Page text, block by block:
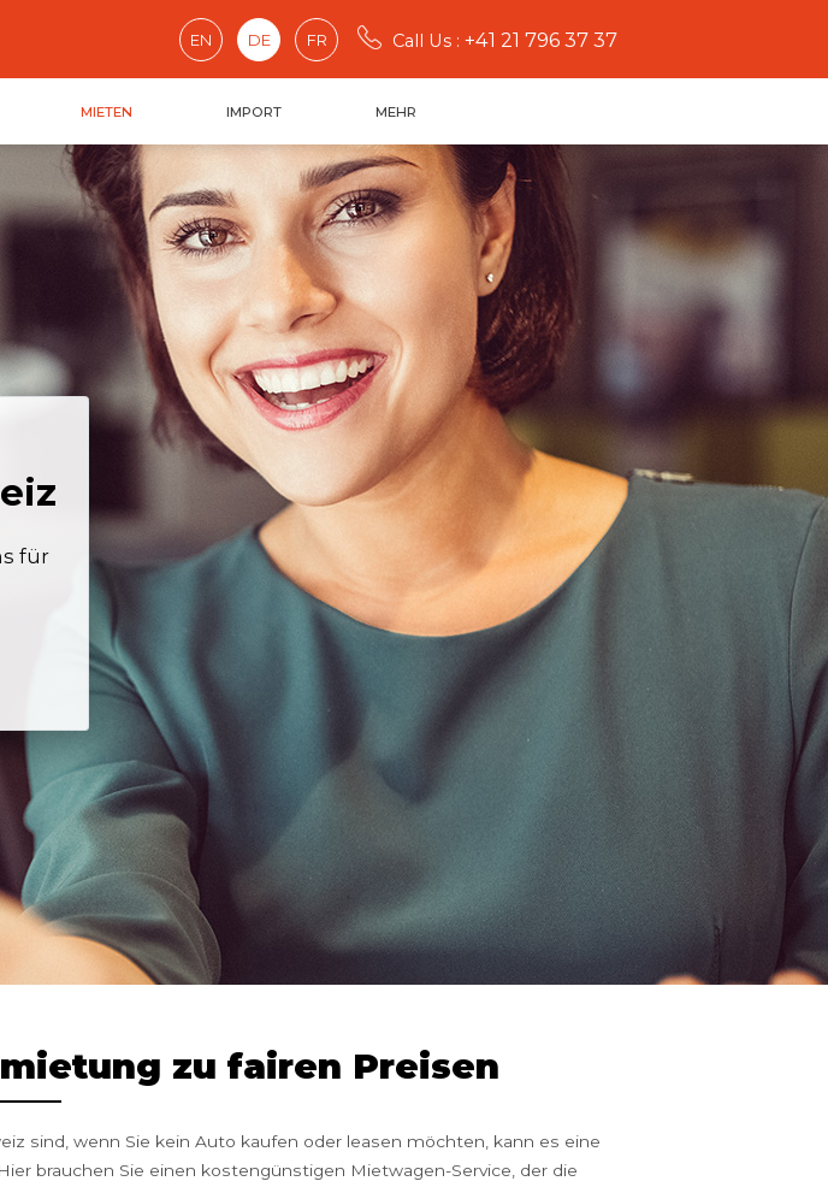
EN DE FR Call Us : +41 21 796 37 37
MIETEN IMPORT MEHR
für
zu fairen Preisen
sind, wenn Sie kein Auto kaufen oder leasen möchten, kann es eine
brauchen Sie einen kostengünstigen Mietwagen-Service, der die